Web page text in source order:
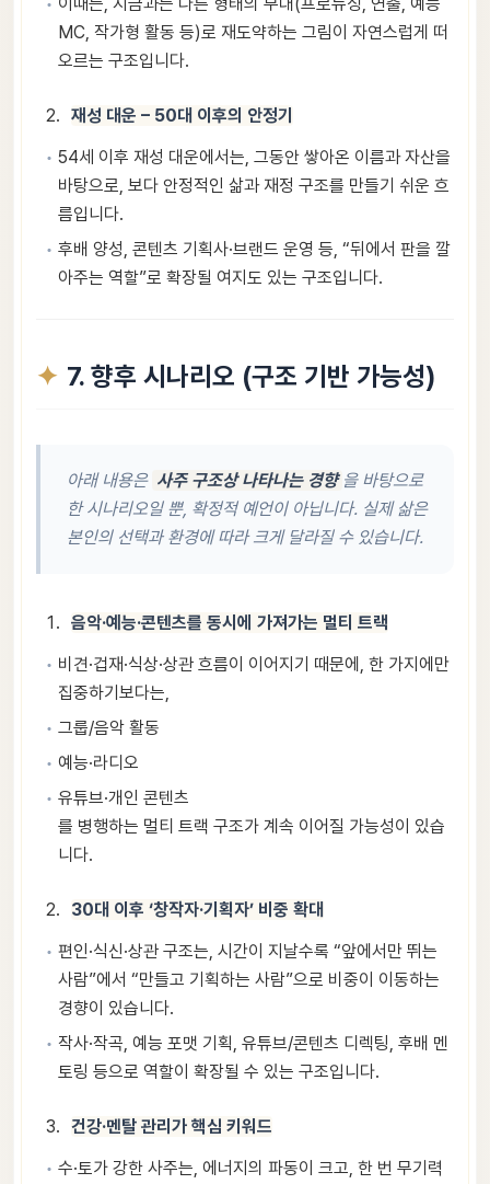
MC, 작가형 활동 등)로 재도약하는 그림이 자연스럽게 떠
오르는 구조입니다.
재성 대운 – 50대 이후의 안정기
54세 이후 재성 대운에서는, 그동안 쌓아온 이름과 자산을
바탕으로, 보다 안정적인 삶과 재정 구조를 만들기 쉬운 흐
름입니다.
후배 양성, 콘텐츠 기획사·브랜드 운영 등, “뒤에서 판을 깔
아주는 역할”로 확장될 여지도 있는 구조입니다.
7. 향후 시나리오 (구조 기반 가능성)
아래 내용은 사주 구조상 나타나는 경향 을 바탕으로
한 시나리오일 뿐, 확정적 예언이 아닙니다. 실제 삶은
본인의 선택과 환경에 따라 크게 달라질 수 있습니다.
음악·예능·콘텐츠를 동시에 가져가는 멀티 트랙
비견·겁재·식상·상관 흐름이 이어지기 때문에, 한 가지에만
집중하기보다는,
그룹/음악 활동
예능·라디오
유튜브·개인 콘텐츠
를 병행하는 멀티 트랙 구조가 계속 이어질 가능성이 있습
니다.
30대 이후 ‘창작자·기획자’ 비중 확대
편인·식신·상관 구조는, 시간이 지날수록 “앞에서만 뛰는
사람”에서 “만들고 기획하는 사람”으로 비중이 이동하는
경향이 있습니다.
작사·작곡, 예능 포맷 기획, 유튜브/콘텐츠 디렉팅, 후배 멘
토링 등으로 역할이 확장될 수 있는 구조입니다.
건강·멘탈 관리가 핵심 키워드
수·토가 강한 사주는, 에너지의 파동이 크고, 한 번 무기력